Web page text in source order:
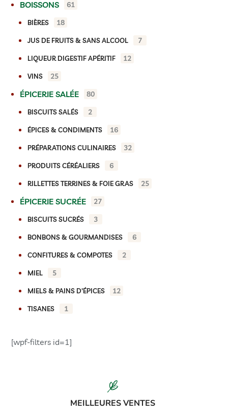
BOISSONS 61
BIÈRES 18
JUS DE FRUITS & SANS ALCOOL 7
LIQUEUR DIGESTIF APÉRITIF 12
VINS 25
ÉPICERIE SALÉE 80
BISCUITS SALÉS 2
ÉPICES & CONDIMENTS 16
PRÉPARATIONS CULINAIRES 32
PRODUITS CÉRÉALIERS 6
RILLETTES TERRINES & FOIE GRAS 25
ÉPICERIE SUCRÉE 27
BISCUITS SUCRÉS 3
BONBONS & GOURMANDISES 6
CONFITURES & COMPOTES 2
MIEL 5
MIELS & PAINS D'ÉPICES 12
TISANES 1
[wpf-filters id=1]
MEILLEURES VENTES